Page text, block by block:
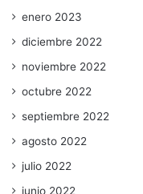
enero 2023
diciembre 2022
noviembre 2022
octubre 2022
septiembre 2022
agosto 2022
julio 2022
junio 2022